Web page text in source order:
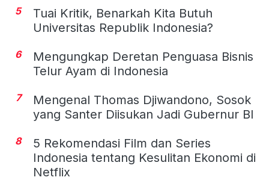
5
Tuai Kritik, Benarkah Kita Butuh
Universitas Republik Indonesia?
6
Mengungkap Deretan Penguasa Bisnis
Telur Ayam di Indonesia
7
Mengenal Thomas Djiwandono, Sosok
yang Santer Diisukan Jadi Gubernur BI
8
5 Rekomendasi Film dan Series
Indonesia tentang Kesulitan Ekonomi di
Netflix